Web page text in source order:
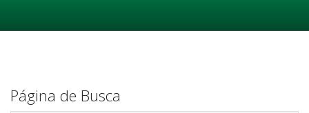
Página de Busca